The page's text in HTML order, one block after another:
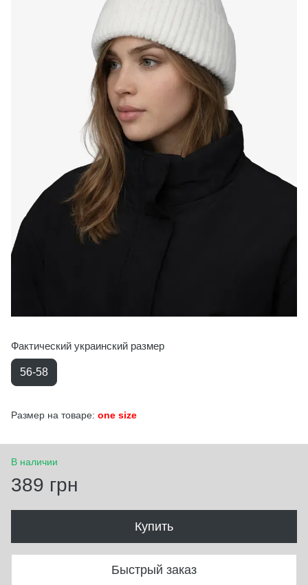
Фактический украинский размер
56-58
Размер на товаре: one size
В наличии
389 грн
Купить
Быстрый заказ